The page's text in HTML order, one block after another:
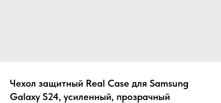
Чехол защитный Real Case для Samsung
Galaxy S24, усиленный, прозрачный